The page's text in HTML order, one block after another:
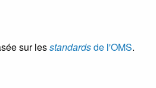
sur lesstandardsde l'OMS.